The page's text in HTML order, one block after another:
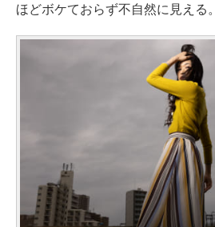
ほどボケておらず不自然に見える。